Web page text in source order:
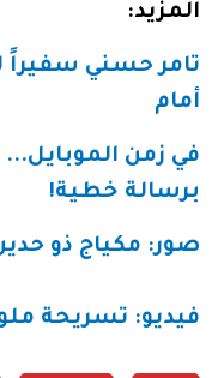
المزيد:
تامر حسني سفيراً
أمام
في زمن
برسالة خطية!
صور: مكياج ذو
فيديو: تسريحة